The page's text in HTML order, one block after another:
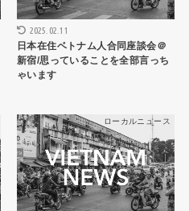
2025.02.11
日本在住ベトナム人合同座談会＠
新宿/思っていることを全部言っち
ゃいます
ローカルニュース